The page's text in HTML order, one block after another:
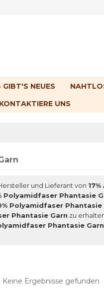
GIBT'S NEUES
KONTAKTIERE UNS
und Lieferant von
Polyamidfaser Phantasie
Polyamidfaser Phantasie
Phantasie Garn zu
Phantasie Garn
Keine Ergebnisse gefunden